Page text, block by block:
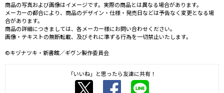
商品の写真および画像はイメージです。実際の商品とは異なる場合があります。
メーカーの都合により、商品のデザイン・仕様・発売日などは予告なく変更となる場
合があります。
商品の詳細につきましては、各メーカー様にお問い合わせください。
画像・テキストの無断転載、及びそれに準ずる行為を一切禁止いたします。
©キヅナツキ・新書館／ギヴン製作委員会
「いいね」と思ったら友達に共有！